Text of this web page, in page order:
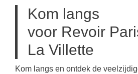
Kom langs
voor Revoir
La Villette
Kom langs en ontdek de